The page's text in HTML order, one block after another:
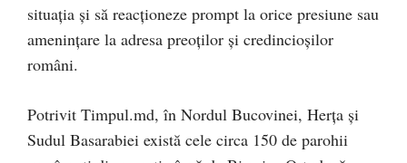
situația și să reacționeze prompt la orice presiune sau
amenințare la adresa preoților și credincioșilor
români.
Potrivit Timpul.md, în Nordul Bucovinei, Herța și
Sudul Basarabiei există cele circa 150 de parohii